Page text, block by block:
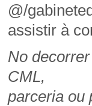
@/
assistir à
No
CML,
parceria ou